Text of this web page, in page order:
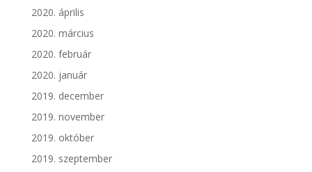
2020. április
2020. március
2020. február
2020. január
2019. december
2019. november
2019. október
2019. szeptember